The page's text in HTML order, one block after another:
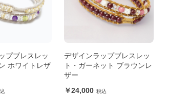
プブレスレッ
ホワイトレザ
デザインラップブレスレッ
ト・ガーネット ブラウンレ
ザー
24,000